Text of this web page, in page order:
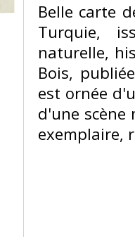
‎Belle carte
Turquie,
naturelle,
Bois,
est ornée
d'une scène
exemplaire,